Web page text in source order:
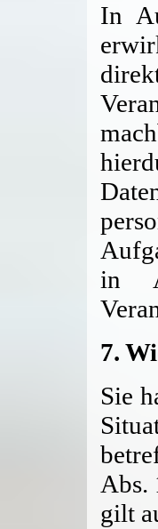
In
in
7.
Sie
Abs.
gilt